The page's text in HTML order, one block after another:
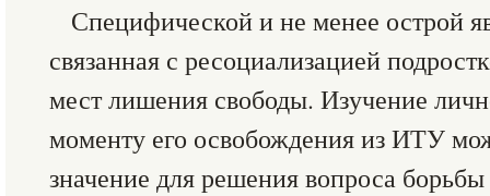
Специфической и не менее острой
связанная с ресоциализацией
мест лишения свободы. Изучение
моменту его освобождения из ИТУ
значение для решения вопроса